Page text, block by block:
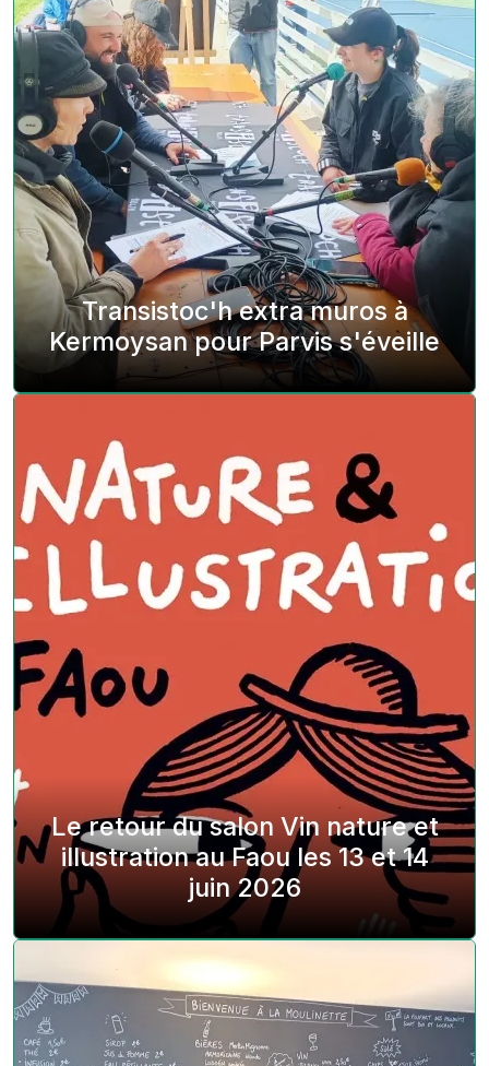
Transistoc'h extra muros à
Kermoysan pour Parvis s'éveille
Le retour du salon Vin nature et
illustration au Faou les 13 et 14
juin 2026